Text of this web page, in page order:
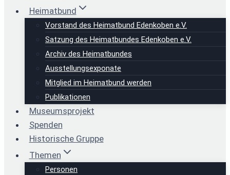
Heimatbund
Vorstand des Heimatbund Edenkoben e.V.
Satzung des Heimatbundes Edenkoben e.V.
Archiv des Heimatbundes
Ausstellungsexponate
Mitglied im Heimatbund werden
Publikationen
Museumsprojekt
Spenden
Historische Gruppe
Themen
Personen